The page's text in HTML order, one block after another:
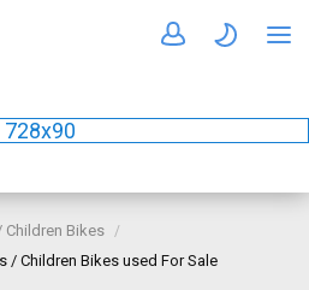
728x90
Children Bikes
/ Children Bikes used For Sale